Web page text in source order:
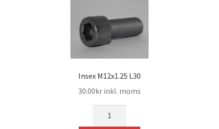
Insex M12x1.25 L30
30.00kr inkl. moms